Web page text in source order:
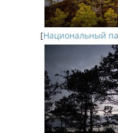
[Национальный